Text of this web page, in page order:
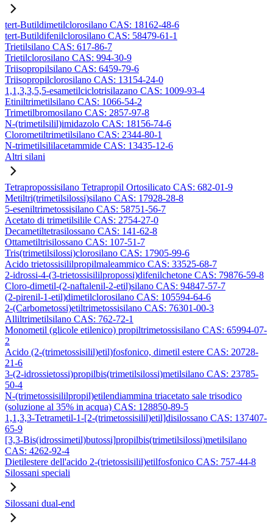
tert-Butildimetilclorosilano CAS: 18162-48-6
tert-Butildifenilclorosilano CAS: 58479-61-1
Trietilsilano CAS: 617-86-7
Trietilclorosilano CAS: 994-30-9
Triisopropilsilano CAS: 6459-79-6
Triisopropilclorosilano CAS: 13154-24-0
1,1,3,3,5,5-esametilciclotrisilazano CAS: 1009-93-4
Etiniltrimetilsilano CAS: 1066-54-2
Trimetilbromosilano CAS: 2857-97-8
N-(trimetilsilil)imidazolo CAS: 18156-74-6
Clorometiltrimetilsilano CAS: 2344-80-1
N-trimetilsililacetammide CAS: 13435-12-6
Altri silani
Tetrapropossisilano Tetrapropil Ortosilicato CAS: 682-01-9
Metiltri(trimetilsilossi)silano CAS: 17928-28-8
5-eseniltrimetossisilano CAS: 58751-56-7
Acetato di trimetilsilile CAS: 2754-27-0
Decametiltetrasilossano CAS: 141-62-8
Ottametiltrisilossano CAS: 107-51-7
Tris(trimetilsilossi)clorosilano CAS: 17905-99-6
Acido trietossisililpropilmaleammico CAS: 33525-68-7
2-idrossi-4-(3-trietossisililpropossi)difenilchetone CAS: 79876-59-8
Cloro-dimetil-(2-naftalenil-2-etil)silano CAS: 94847-57-7
(2-pirenil-1-etil)dimetilclorosilano CAS: 105594-64-6
2-(Carbometossi)etiltrimetossisilano CAS: 76301-00-3
Alliltrimetilsilano CAS: 762-72-1
Monometil (glicole etilenico) propiltrimetossisilano CAS: 65994-07-
2
Acido (2-(trimetossisilil)etil)fosfonico, dimetil estere CAS: 20728-
21-6
3-(2-idrossietossi)propilbis(trimetilsilossi)metilsilano CAS: 23785-
50-4
N-(trimetossisililpropil)etilendiammina triacetato sale trisodico
(soluzione al 35% in acqua) CAS: 128850-89-5
1,1,3,3-Tetrametil-1-[2-(trimetossisilil)etil]disilossano CAS: 137407-
65-9
[3,3-Bis(idrossimetil)butossi]propilbis(trimetilsilossi)metilsilano
CAS: 4262-92-4
Dietilestere dell'acido 2-(trietossisilil)etilfosfonico CAS: 757-44-8
Silossani speciali
Silossani dual-end